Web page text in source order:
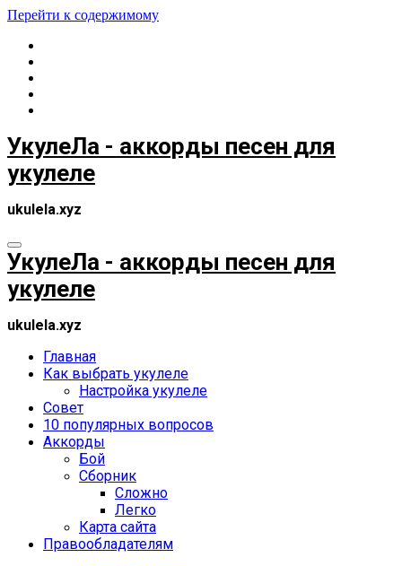
Перейти к содержимому
УкулеЛа - аккорды песен для
укулеле
ukulela.xyz
УкулеЛа - аккорды песен для
укулеле
ukulela.xyz
Главная
Как выбрать укулеле
Настройка укулеле
Совет
10 популярных вопросов
Аккорды
Бой
Сборник
Сложно
Легко
Карта сайта
Правообладателям